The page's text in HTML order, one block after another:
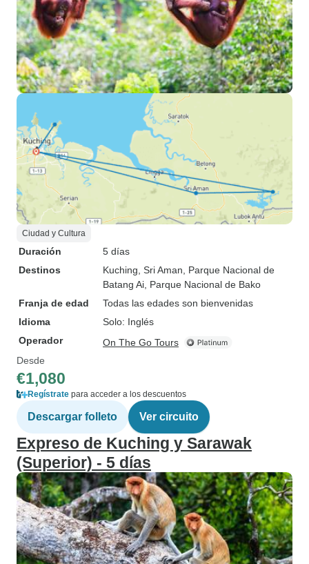
Ciudad y Cultura
Duración
5 días
Destinos
Kuching , Sri Aman , Parque Nacional de
Batang Ai , Parque Nacional de Bako
Franja de edad
Todas las edades son bienvenidas
Idioma
Solo: Inglés
Operador
On The Go Tours
Desde
€1,080
Regístrate para acceder a los descuentos
Descargar folleto Ver circuito
Expreso de Kuching y Sarawak
(Superior) - 5 días